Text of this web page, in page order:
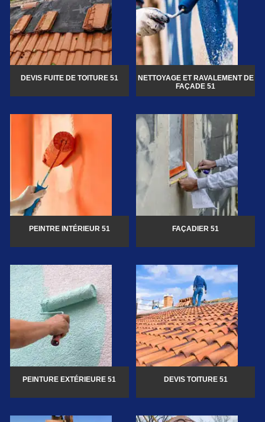
DEVIS FUITE DE TOITURE 51
NETTOYAGE ET RAVALEMENT DE
FAÇADE 51
PEINTRE INTÉRIEUR 51 FAÇADIER 51
PEINTURE EXTÉRIEURE 51 DEVIS TOITURE 51